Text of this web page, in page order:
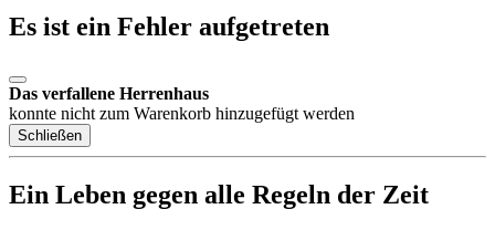
Es ist ein Fehler aufgetreten
Das verfallene Herrenhaus
konnte nicht zum Warenkorb hinzugefügt werden
Schließen
Ein Leben gegen alle Regeln der Zeit